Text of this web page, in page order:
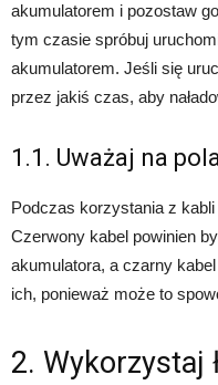
akumulatorem i pozostaw
tym czasie spróbuj
akumulatorem. Jeśli się
przez jakiś czas, aby
1.1. Uważaj na
Podczas korzystania z
Czerwony kabel powinien
akumulatora, a czarny
ich, ponieważ może to
2. Wykorzystaj